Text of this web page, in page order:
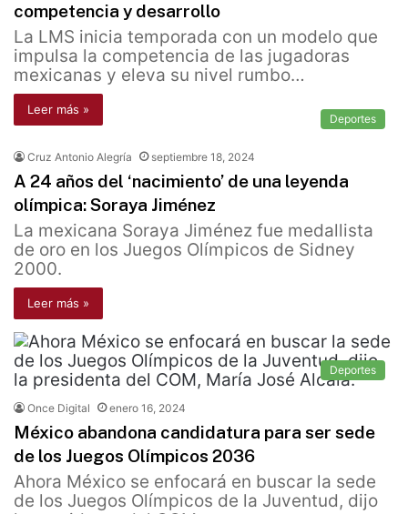
competencia y desarrollo
La LMS inicia temporada con un modelo que
impulsa la competencia de las jugadoras
mexicanas y eleva su nivel rumbo…
Leer más »
Deportes
Cruz Antonio Alegría septiembre 18, 2024
A 24 años del ‘nacimiento’ de una leyenda
olímpica: Soraya Jiménez
La mexicana Soraya Jiménez fue medallista
de oro en los Juegos Olímpicos de Sidney
2000.
Leer más »
Deportes
Once Digital enero 16, 2024
México abandona candidatura para ser sede
de los Juegos Olímpicos 2036
Ahora México se enfocará en buscar la sede
de los Juegos Olímpicos de la Juventud, dijo